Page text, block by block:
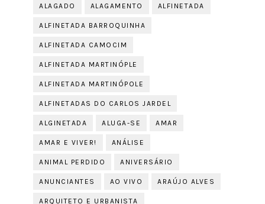
ALAGADO ALAGAMENTO ALFINETADA
ALFINETADA BARROQUINHA
ALFINETADA CAMOCIM
ALFINETADA MARTINÓPLE
ALFINETADA MARTINÓPOLE
ALFINETADAS DO CARLOS JARDEL
ALGINETADA ALUGA-SE AMAR
AMAR E VIVER! ANÁLISE
ANIMAL PERDIDO ANIVERSÁRIO
ANUNCIANTES AO VIVO ARAÚJO ALVES
ARQUITETO E URBANISTA